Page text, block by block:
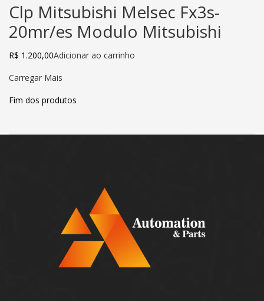
Clp Mitsubishi Melsec Fx3s-
20mr/es Modulo Mitsubishi
R$ 1.200,00Adicionar ao carrinho
Carregar Mais
Fim dos produtos